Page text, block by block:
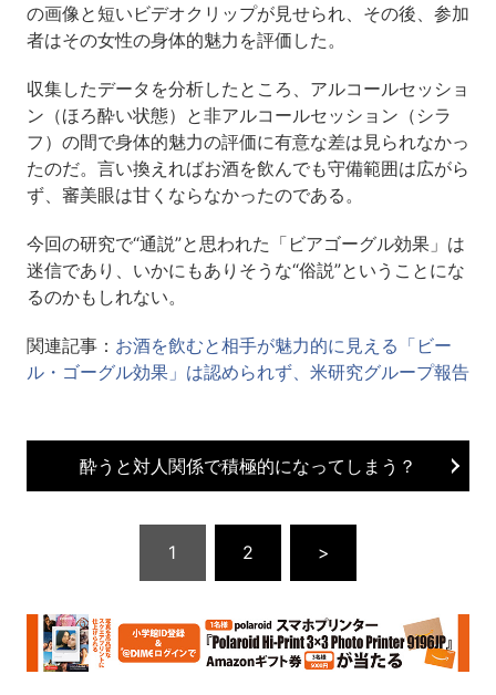
の画像と短いビデオクリップが見せられ、その後、参加
者はその女性の身体的魅力を評価した。
収集したデータを分析したところ、アルコールセッショ
ン（ほろ酔い状態）と非アルコールセッション（シラ
フ）の間で身体的魅力の評価に有意な差は見られなかっ
たのだ。言い換えればお酒を飲んでも守備範囲は広がら
ず、審美眼は甘くならなかったのである。
今回の研究で“通説”と思われた「ビアゴーグル効果」は
迷信であり、いかにもありそうな“俗説”ということにな
るのかもしれない。
関連記事： お酒を飲むと相手が魅力的に見える「ビー
ル・ゴーグル効果」は認められず、米研究グループ報告
酔うと対人関係で積極的になってしまう？
1 2 >